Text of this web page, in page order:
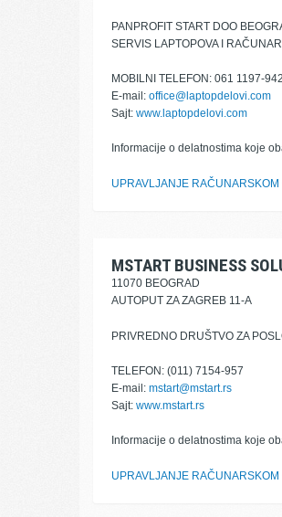
PANPROFIT START DOO
SERVIS LAPTOPOVA I
MOBILNI TELEFON: 061 1197-942
E-mail: office@laptopdelovi.com
Sajt: www.laptopdelovi.com
Informacije o delatnostima koje
UPRAVLJANJE RAČUNARSKOM
MSTART BUSINESS
11070 BEOGRAD
AUTOPUT ZA ZAGREB 11-A
PRIVREDNO DRUŠTVO ZA
TELEFON: (011) 7154-957
E-mail: mstart@mstart.rs
Sajt: www.mstart.rs
Informacije o delatnostima koje
UPRAVLJANJE RAČUNARSKOM